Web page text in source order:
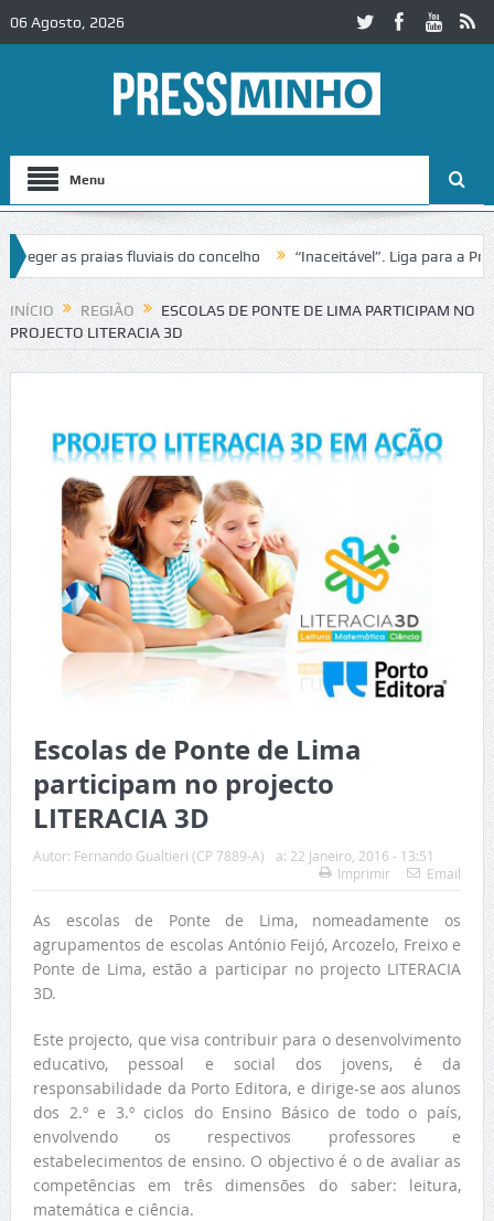
06 Agosto, 2026
Menu
as praias fluviais do concelho “Inaceitável”. Liga para a
de trânsito no IC2 em Alcobaça Igreja do Castelo de
INÍCIO REGIÃO
ESCOLAS DE PONTE DE LIMA PARTICIPAM NO
PROJECTO LITERACIA 3D
Escolas de Ponte de Lima
participam no projecto
LITERACIA 3D
Autor: Fernando Gualtieri (CP 7889-A) a: 22 Janeiro, 2016 - 13:51
Imprimir
Email
As escolas de Ponte de Lima, nomeadamente os
agrupamentos de escolas António Feijó, Arcozelo, Freixo e
Ponte de Lima, estão a participar no projecto LITERACIA
3D.
Este projecto, que visa contribuir para o desenvolvimento
educativo, pessoal e social dos jovens, é da
responsabilidade da Porto Editora, e dirige-se aos alunos
dos 2.º e 3.º ciclos do Ensino Básico de todo o país,
envolvendo os respectivos professores e
estabelecimentos de ensino. O objectivo é o de avaliar as
competências em três dimensões do saber: leitura,
matemática e ciência.